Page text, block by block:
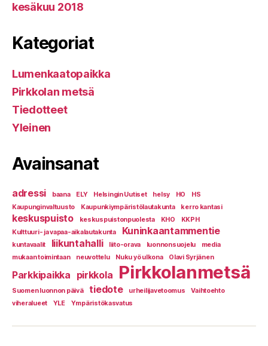
kesäkuu 2018
Kategoriat
Lumenkaatopaikka
Pirkkolan metsä
Tiedotteet
Yleinen
Avainsanat
adressi baana ELY Helsingin Uutiset helsy HO
HS
Kaupunginvaltuusto
Kaupunkiympäristölautakunta kerro kantasi
keskuspuisto keskuspuistonpuolesta KHO
KKPH
Kulttuuri- ja vapaa-aikalautakunta
Kuninkaantammentie
kuntavaalit liikuntahalli liito-orava luonnonsuojelu
media
mukaan toimintaan
neuvottelu Nuku yö ulkona Olavi Syrjänen
Parkkipaikka pirkkola Pirkkolanmetsä
Suomen luonnon päivä tiedote urheilijavetoomus
Vaihtoehto
viheralueet
YLE Ympäristökasvatus